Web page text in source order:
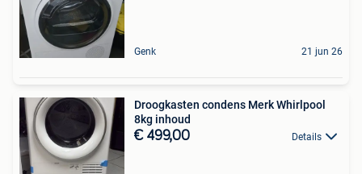
Genk 21 jun 26
Droogkasten condens Merk Whirlpool
8kg inhoud
€ 499,00 Details